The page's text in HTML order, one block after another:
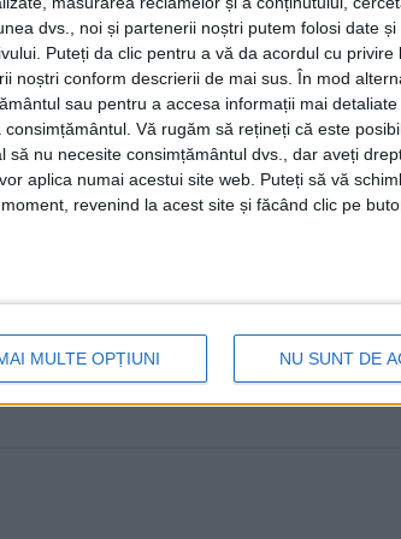
dvs., noi și partenerii noștri putem folosi date
Puteți da clic pentru a vă da acordul cu
noștri conform descrierii de mai sus. În mod
sau pentru a accesa informații mai
consimțământul. Vă rugăm să rețineți că este
să nu necesite consimțământul dvs., dar aveți
aplica numai acestui site web. Puteți să vă
revenind la acest site și făcând clic pe
MULTE OPȚIUNI NU SUNT DE
Haimovici”
20 MAI, 2026
Șapte elevi din județul
Matematică Aplicată „Adolf